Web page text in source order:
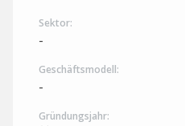
Sektor:
-
Geschäftsmodell:
-
Gründungsjahr: